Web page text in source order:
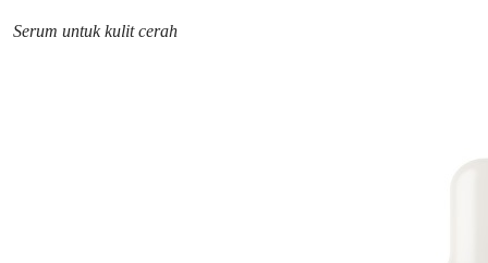
Serum untuk kulit cerah